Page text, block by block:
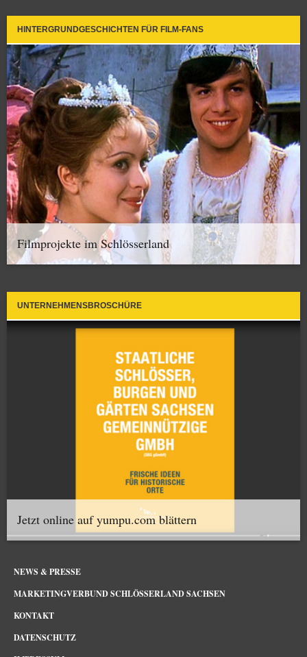
HINTERGRUNDGESCHICHTEN FÜR FILM-FANS
Filmprojekte im Schlösserland
UNTERNEHMENSBROSCHÜRE
Jetzt online auf yumpu.com blättern
NEWS & PRESSE
MARKETINGVERBUND SCHLÖSSERLAND SACHSEN
KONTAKT
DATENSCHUTZ